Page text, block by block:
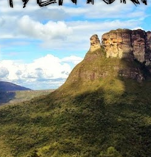
Empresa Especializada